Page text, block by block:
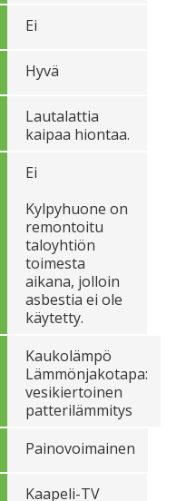
Ei
Hyvä
Lautalattia
kaipaa hiontaa.
Ei
Kylpyhuone on
remontoitu
taloyhtiön
toimesta
aikana, jolloin
asbestia ei ole
käytetty.
Kaukolämpö
Lämmönjakotapa:
vesikiertoinen
patterilämmitys
Painovoimainen
Kaapeli-TV